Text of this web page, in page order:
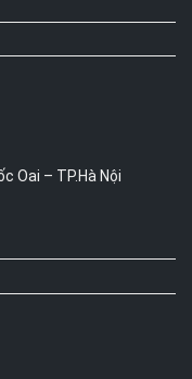
Oai – TP.Hà Nội